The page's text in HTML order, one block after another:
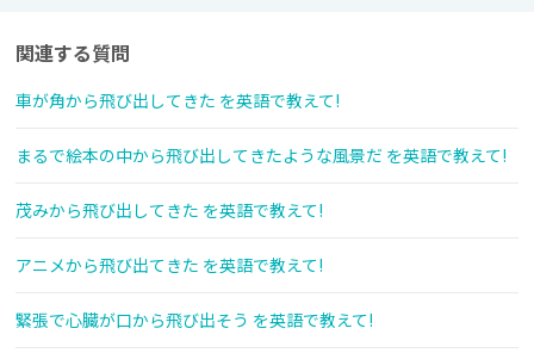
関連する質問
車が角から飛び出してきた を英語で教えて!
まるで絵本の中から飛び出してきたような風景だ を英語で教えて!
茂みから飛び出してきた を英語で教えて!
アニメから飛び出てきた を英語で教えて!
緊張で心臓が口から飛び出そう を英語で教えて!